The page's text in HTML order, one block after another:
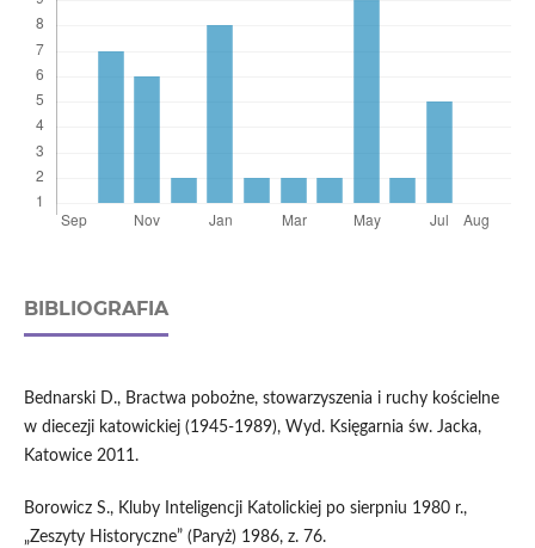
BIBLIOGRAFIA
Bednarski D., Bractwa pobożne, stowarzyszenia i ruchy kościelne
w diecezji katowickiej (1945-1989), Wyd. Księgarnia św. Jacka,
Katowice 2011.
Borowicz S., Kluby Inteligencji Katolickiej po sierpniu 1980 r.,
„Zeszyty Historyczne” (Paryż) 1986, z. 76.